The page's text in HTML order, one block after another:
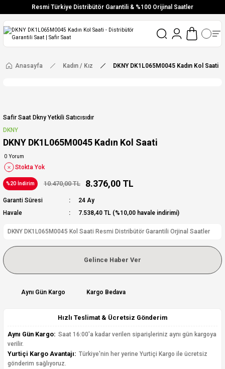
Resmi Türkiye Distribütör Garantili & %100 Orijinal Saatler
Vade Farksız 6 Taksit
Ücretsiz Kargo
Anasayfa Kadın / Kız DKNY DK1L065M0045 Kadın Kol Saati
Safir Saat Dkny Yetkili Satıcısıdır
DKNY
DKNY DK1L065M0045 Kadın Kol Saati
0 Yorum
Stokta Yok
%20 İndirim 10.470,00 TL 8.376,00 TL
Garanti Süresi
24 Ay
Havale
7.538,40 TL (%10,00 havale indirimi)
DKNY DK1L065M0045 Kol Saati Resmi Distribütör Garantili Orjinal Saatler
Gelince Haber Ver
Aynı Gün Kargo Kargo Bedava
Hızlı Teslimat & Ücretsiz Gönderim
Aynı Gün Kargo: Saat 16:00'a kadar verilen siparişleriniz aynı gün kargoya
verilir.
Yurtiçi Kargo Avantajı: Türkiye'nin her yerine Yurtiçi Kargo ile ücretsiz
gönderim sağlıyoruz.